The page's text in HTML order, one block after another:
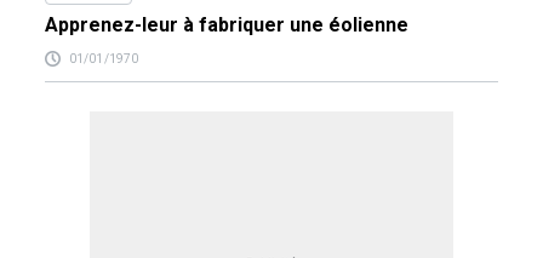
Apprenez-leur à fabriquer une éolienne
01/01/1970